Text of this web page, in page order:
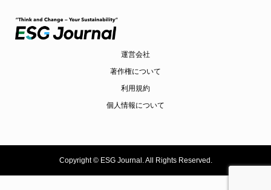
運営会社
著作権について
利用規約
個人情報について
Copyright ©ESG Journal. All Rights Reserved.